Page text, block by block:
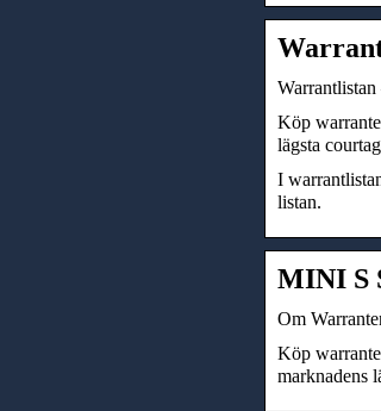
Köp
lägsta
I
listan.
MINI S
Om
Köp
marknadens